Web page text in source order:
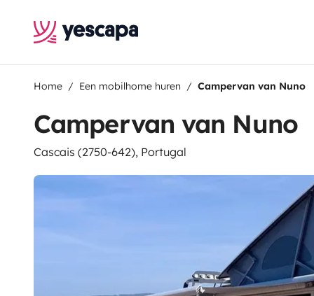
Home Een mobilhome huren Campervan van Nuno
Campervan van Nuno
Cascais (2750-642), Portugal